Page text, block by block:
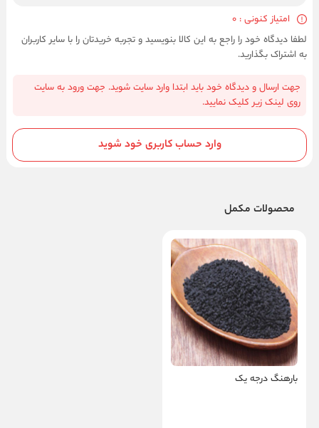
امتیاز کنونی : 0
لطفا دیدگاه خود را راجع به این کالا بنویسید و تجربه خریدتان را با سایر کاربران
به اشتراک بگذارید.
جهت ارسال و دیدگاه خود باید ابتدا وارد سایت شوید. جهت ورود به سایت
روی لینک زیر کلیک نمایید.
وارد حساب کاربری خود شوید
محصولات مکمل
بارهنگ درجه یک